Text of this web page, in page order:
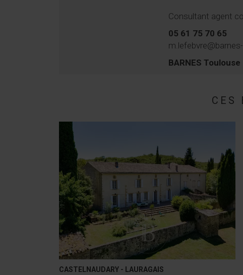
Consultant agent
05 61 75 70 65
BARNES Toulouse
CES
CASTELNAUDARY - LAURAGAIS